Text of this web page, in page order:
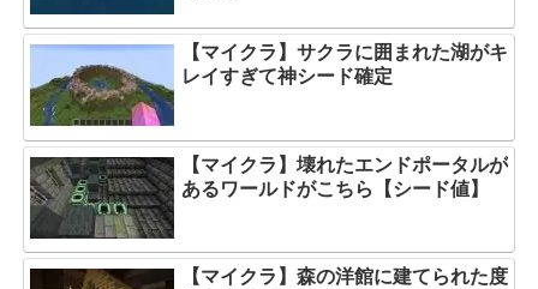
【マイクラ】サクラに囲まれた湖がキ
レイすぎて神シード確定
【マイクラ】壊れたエンドポータルが
あるワールドがこちら【シード値】
【マイクラ】森の洋館に建てられた度